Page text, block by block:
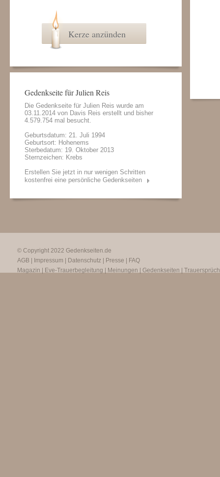
Kerze anzünden
Gedenkseite für Julien Reis
Die Gedenkseite für Julien Reis wurde am
03.11.2014 von Davis Reis erstellt und bisher
4.579.754 mal besucht.
Geburtsdatum: 21. Juli 1994
Geburtsort: Hohenems
Sterbedatum: 19. Oktober 2013
Sternzeichen: Krebs
Erstellen Sie jetzt in nur wenigen Schritten
kostenfrei eine persönliche Gedenkseiten
© Copyright 2022 Gedenkseiten.de
AGB
Impressum Datenschutz Presse
FAQ
Magazin
Eve-Trauerbegleitung Meinungen Gedenkseiten